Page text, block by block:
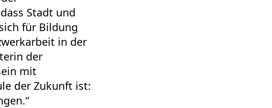
Stadt und
für Bildung
in der
der
mit
der Zukunft ist: